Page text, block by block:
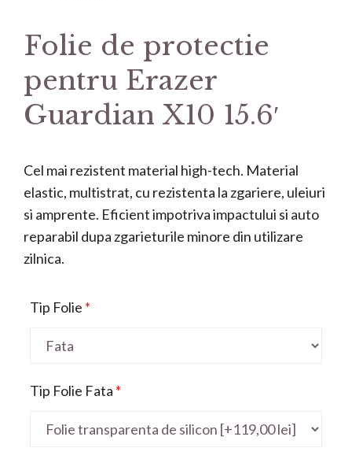
Folie de protectie
pentru Erazer
Guardian X10 15.6′
Cel mai rezistent material high-tech. Material
elastic, multistrat, cu rezistenta la zgariere, uleiuri
si amprente. Eficient impotriva impactului si auto
reparabil dupa zgarieturile minore din utilizare
zilnica.
Tip Folie *
Tip Folie Fata *